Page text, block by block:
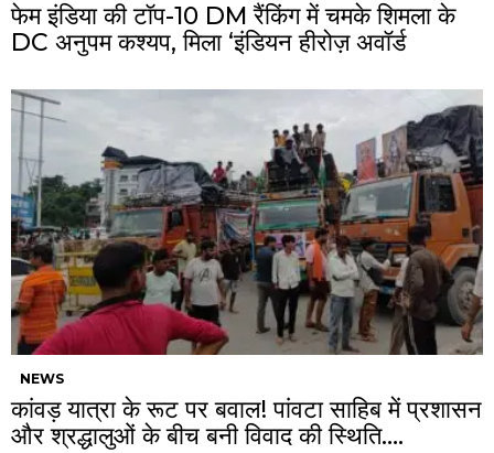
फेम इंडिया की टॉप-10 DM रैंकिंग में चमके शिमला के
DC अनुपम कश्यप, मिला ‘इंडियन हीरोज़ अवॉर्ड
NEWS
कांवड़ यात्रा के रूट पर बवाल! पांवटा साहिब में प्रशासन
और श्रद्धालुओं के बीच बनी विवाद की स्थिति….